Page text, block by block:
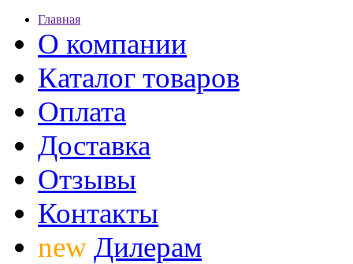
Главная
О компании
Каталог товаров
Оплата
Доставка
Отзывы
Контакты
new Дилерам